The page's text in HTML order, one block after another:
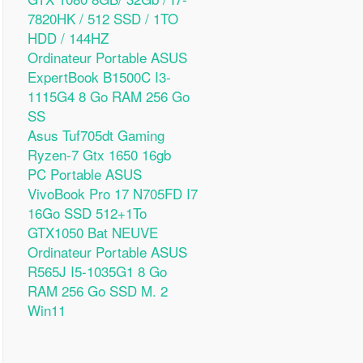
7820HK / 512 SSD / 1TO
HDD / 144HZ
Ordinateur Portable ASUS
ExpertBook B1500C I3-
1115G4 8 Go RAM 256 Go
SS
Asus Tuf705dt Gaming
Ryzen-7 Gtx 1650 16gb
PC Portable ASUS
VivoBook Pro 17 N705FD I7
16Go SSD 512+1To
GTX1050 Bat NEUVE
Ordinateur Portable ASUS
R565J I5-1035G1 8 Go
RAM 256 Go SSD M. 2
Win11